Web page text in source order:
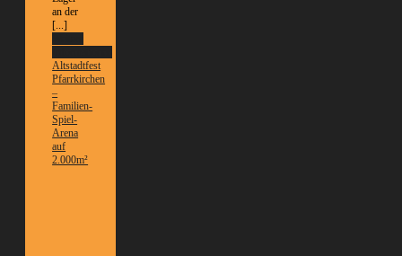
an der
[...]
Altstadtfest
Pfarrkirchen
–
Familien-
Spiel-
Arena
auf
2.000m²